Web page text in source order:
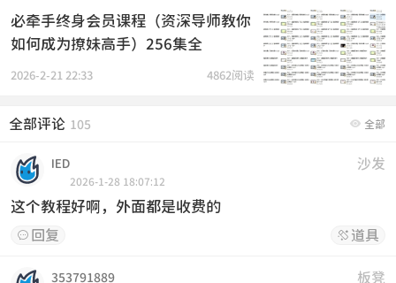
必牵手终身会员课程（资深导师教你
如何成为撩妹高手）256集全
4862阅读
2026-2-21 22:33
 全部
全部评论 105
沙发
IED
2026-1-28 18:07:12
这个教程好啊，外面都是收费的
 回复  道具
板凳
353791889